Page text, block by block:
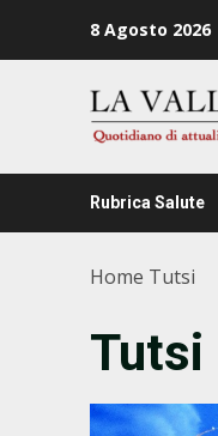
8 Agosto 2026
Rubrica Salute
Home Tutsi
Tutsi